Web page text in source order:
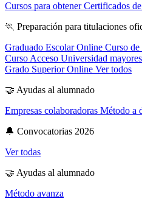
Cursos para obtener Certificados
🏃 Preparación para titulaciones
Graduado Escolar Online Curso
Curso Acceso Universidad
Grado Superior Online Ver todos
🤝 Ayudas al alumnado
Empresas colaboradoras Método a
🔔 Convocatorias 2026
Ver todas
🤝 Ayudas al alumnado
Método avanza